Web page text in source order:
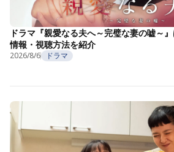
ドラマ『親愛なる夫へ～完璧な妻の嘘～
情報・視聴方法を紹介
2026/8/6 ドラマ